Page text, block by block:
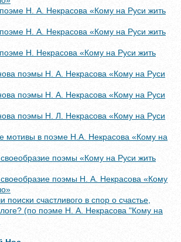
Н. А. Некрасова «Кому на Руси жить
Н. А. Некрасова «Кому на Руси жить
Н. Некрасова «Кому на Руси жить
поэмы Н. А. Некрасова «Кому на Руси
поэмы Н. А. Некрасова «Кому на Руси
поэмы Н. Л. Некрасова «Кому на Руси
мотивы в поэме Н.А. Некрасова «Кому на
поэмы «Кому на Руси жить
поэмы Н. А. Некрасова «Кому
поиски счастливого в спор о счастье,
(по поэме Н. А. Некрасова "Кому на